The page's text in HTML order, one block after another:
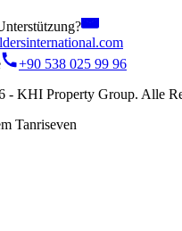
+90 538 025 99 96
- KHI Property Group. Alle
Tanriseven